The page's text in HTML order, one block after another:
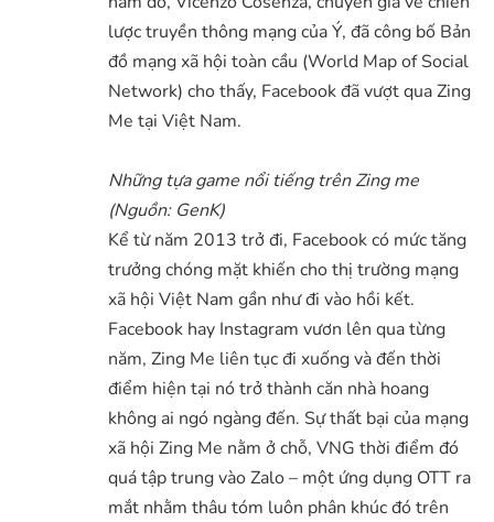
lược truyền thông mạng của Ý, đã công bố Bản
đồ mạng xã hội toàn cầu (World Map of Social
Network) cho thấy, Facebook đã vượt qua Zing
Me tại Việt Nam.
Những tựa game nổi tiếng trên Zing me
(Nguồn: GenK)
Kể từ năm 2013 trở đi, Facebook có mức tăng
trưởng chóng mặt khiến cho thị trường mạng
xã hội Việt Nam gần như đi vào hồi kết.
Facebook hay Instagram vươn lên qua từng
năm, Zing Me liên tục đi xuống và đến thời
điểm hiện tại nó trở thành căn nhà hoang
không ai ngó ngàng đến. Sự thất bại của mạng
xã hội Zing Me nằm ở chỗ, VNG thời điểm đó
quá tập trung vào Zalo – một ứng dụng OTT ra
mắt nhằm thâu tóm luôn phân khúc đó trên